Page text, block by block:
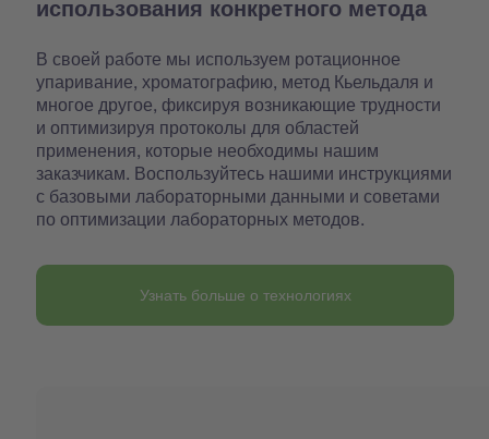
использования конкретного метода
В своей работе мы используем ротационное
упаривание, хроматографию, метод Кьельдаля и
многое другое, фиксируя возникающие трудности
и оптимизируя протоколы для областей
применения, которые необходимы нашим
заказчикам. Воспользуйтесь нашими инструкциями
с базовыми лабораторными данными и советами
по оптимизации лабораторных методов.
Узнать больше о технологиях